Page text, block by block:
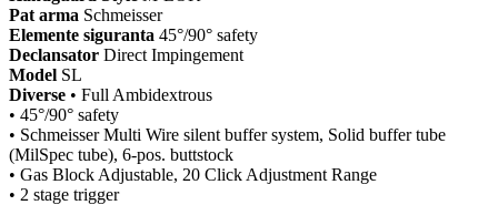
Pat arma Schmeisser
Elemente siguranta 45°/90° safety
Declansator Direct Impingement
Model SL
Diverse • Full Ambidextrous
• 45°/90° safety
• Schmeisser Multi Wire silent buffer system, Solid buffer tube
(MilSpec tube), 6-pos. buttstock
• Gas Block Adjustable, 20 Click Adjustment Range
• 2 stage trigger